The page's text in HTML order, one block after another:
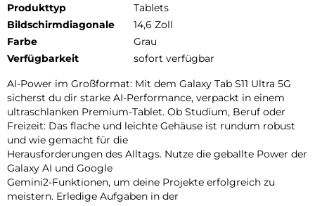
Produkttyp
Tablets
Bildschirmdiagonale
14,6 Zoll
Farbe
Grau
Verfügbarkeit
sofort verfügbar
AI-Power im Großformat: Mit dem Galaxy Tab S11 Ultra 5G
sicherst du dir starke AI-Performance, verpackt in einem
ultraschlanken Premium-Tablet. Ob Studium, Beruf oder
Freizeit: Das flache und leichte Gehäuse ist rundum robust
und wie gemacht für die
Herausforderungen des Alltags. Nutze die geballte Power der
Galaxy AI und Google
Gemini2-Funktionen, um deine Projekte erfolgreich zu
meistern. Erledige Aufgaben in der